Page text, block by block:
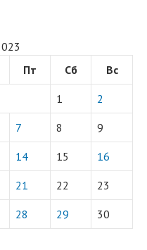
Пт Сб Вс
1 2
7 8 9
14 15 16
21 22 23
28 29 30